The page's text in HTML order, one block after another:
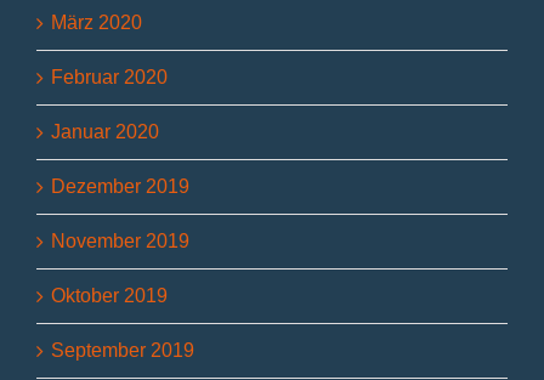
März 2020
Februar 2020
Januar 2020
Dezember 2019
November 2019
Oktober 2019
September 2019